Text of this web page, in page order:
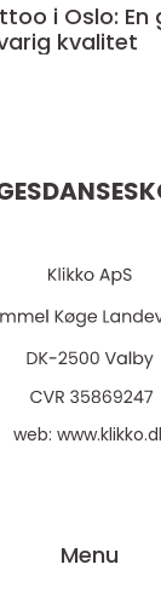
i Oslo: En
kvalitet
web:
Menu